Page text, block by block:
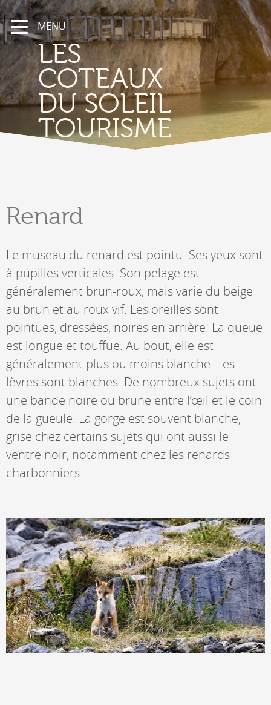
MENU
LES
COTEAUX
DU SOLEIL
TOURISME
Renard
Le museau du renard est pointu. Ses yeux sont
à pupilles verticales. Son pelage est
généralement brun-roux, mais varie du beige
au brun et au roux vif. Les oreilles sont
pointues, dressées, noires en arrière. La queue
est longue et touffue. Au bout, elle est
généralement plus ou moins blanche. Les
lèvres sont blanches. De nombreux sujets ont
une bande noire ou brune entre l’œil et le coin
de la gueule. La gorge est souvent blanche,
grise chez certains sujets qui ont aussi le
ventre noir, notamment chez les renards
charbonniers.